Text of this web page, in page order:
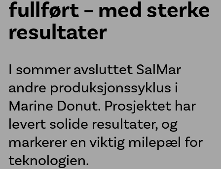
Oppdrettsanlegg
Røranlegg
VA infrastruktur
Prefabrikasjon
Sveisetjenester kommune
Vannkummer i PE
McElroy sveisemaskiner
Line Tamer
fullført – med sterke
resultater
I sommer avsluttet SalMar
andre produksjonssyklus i
Marine Donut. Prosjektet har
levert solide resultater, og
markerer en viktig milepæl for
teknologien.